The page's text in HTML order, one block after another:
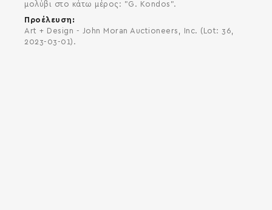
μολύβι στο κάτω μέρος: "G. Kondos".
Προέλευση
Art + Design - John Moran Auctioneers, Inc. (Lot: 36,
2023-03-01).